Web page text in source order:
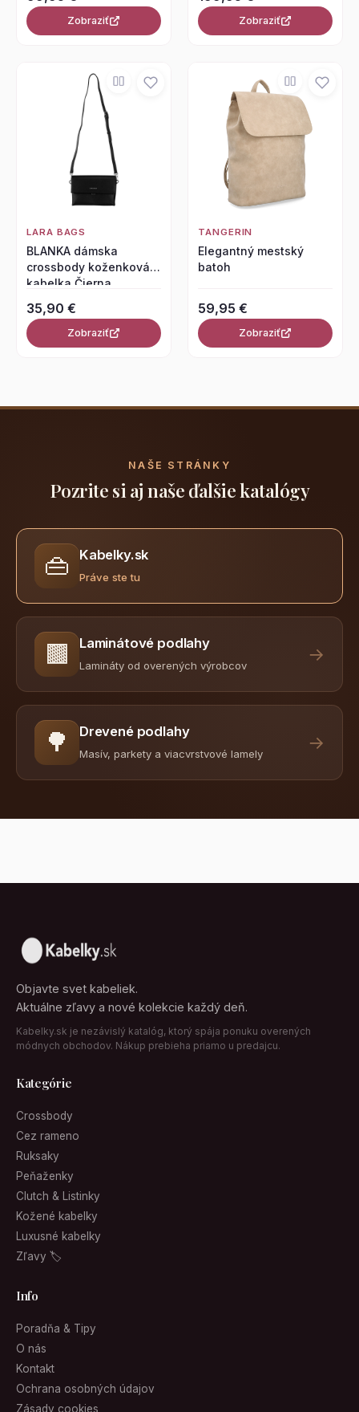
Zobraziť Zobraziť
LARA BAGS
BLANKA dámska
crossbody koženková
kabelka Čierna
35,90 €
Zobraziť
TANGERIN
Elegantný mestský
batoh
59,95 €
Zobraziť
NAŠE STRÁNKY
Pozrite si aj naše ďalšie katalógy
👜 Kabelky.sk
Práve ste tu
🟫 Laminátové podlahy
Lamináty od overených výrobcov
→
🌳 Drevené podlahy
Masív, parkety a viacvrstvové lamely
→
Objavte svet kabeliek.
Aktuálne zľavy a nové kolekcie každý deň.
Kabelky.sk je nezávislý katalóg, ktorý spája ponuku overených
módnych obchodov. Nákup prebieha priamo u predajcu.
Kategórie
Crossbody
Cez rameno
Ruksaky
Peňaženky
Clutch & Listinky
Kožené kabelky
Luxusné kabelky
Zľavy 🏷
Info
Poradňa & Tipy
O nás
Kontakt
Ochrana osobných údajov
Zásady cookies